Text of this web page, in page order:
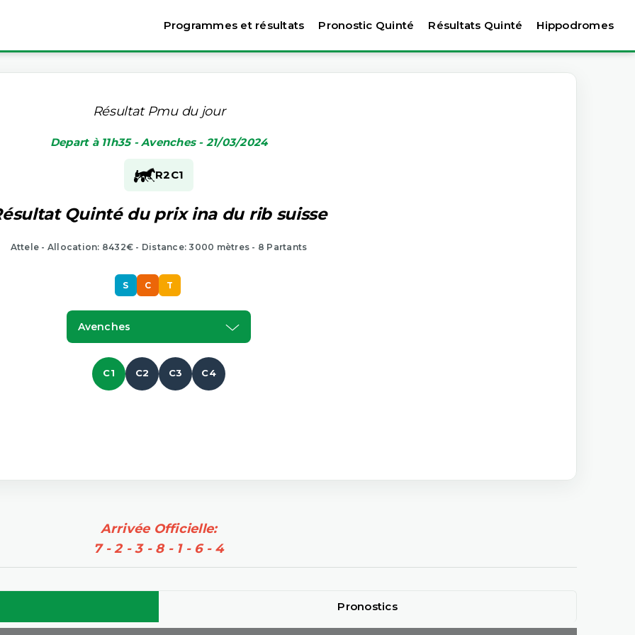
Programmes et résultats Pronostic Quinté Résultats Quinté Hippodromes
Résultat Pmu du jour
Depart à 11h35 - Avenches - 21/03/2024
R2C1
Quinté du prix ina du rib suisse
Attele - Allocation: 8432€ - Distance: 3000 mètres - 8 Partants
S C T
Avenches
C1 C2 C3 C4
Arrivée Officielle:
7 - 2 - 3 - 8 - 1 - 6 - 4
Pronostics